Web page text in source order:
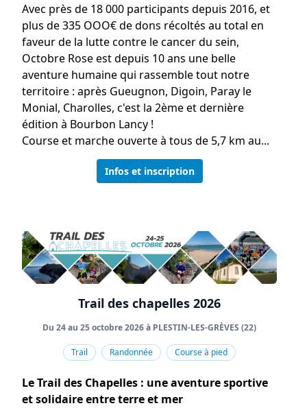
Avec près de 18 000 participants depuis 2016, et
plus de 335 OOO€ de dons récoltés au total en
faveur de la lutte contre le cancer du sein,
Octobre Rose est depuis 10 ans une belle
aventure humaine qui rassemble tout notre
territoire : après Gueugnon, Digoin, Paray le
Monial, Charolles, c'est la 2ème et dernière
édition à Bourbon Lancy !
Course et marche ouverte à tous de 5,7 km au...
Infos et inscription
Trail des chapelles 2026
Du 24 au 25 octobre 2026 à PLESTIN-LES-GRÈVES (22)
Trail Randonnée Course à pied
Le Trail des Chapelles : une aventure sportive
et solidaire entre terre et mer